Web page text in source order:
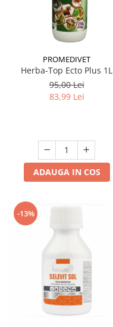
Hrana uscata
Hrana uscata caini
Caine Junior
Caine Adult
Caine Senior
Oferta 2 saci
Igiena caini
Covorase & Scutece
Solutii auriculare
Solutii curatare
Solutii dentare
Solutii oftalmice
Oferte
Recompense caini
Hrana umeda
Hrana uscata
Hrana umeda pisici
Pisica Adult
Pisica Junior
Pisica Senior
Pisica Sterilizata
Asternut igienic
Igiena pisici
Sampoane pisici
Oferte
Recompense pisici
PROMEDIVET
Herba-Top Ecto Plus 1L
95,00 Lei
83,99 Lei
ADAUGA IN COS
-13%